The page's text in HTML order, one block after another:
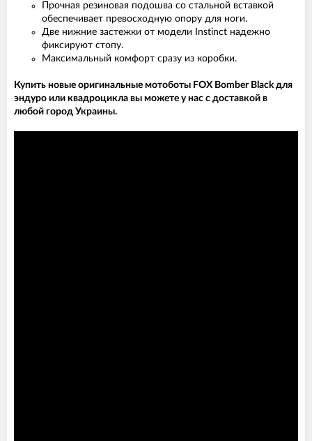
Прочная резиновая подошва со стальной вставкой
обеспечивает превосходную опору для ноги.
Две нижние застежки от модели Instinct надежно
фиксируют стопу.
Максимальный комфорт сразу из коробки.
Купить новые оригинальные мотоботы FOX Bomber Black для
эндуро или квадроцикла вы можете у нас с доставкой в
любой город Украины.